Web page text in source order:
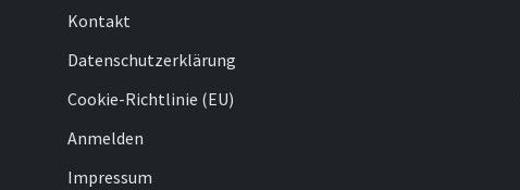
Kontakt
Datenschutzerklärung
Cookie-Richtlinie (EU)
Anmelden
Impressum